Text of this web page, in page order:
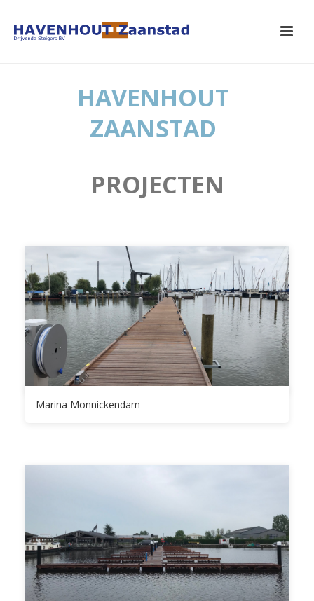
HAVENHOUT
ZAANSTAD
PROJECTEN
Marina Monnickendam